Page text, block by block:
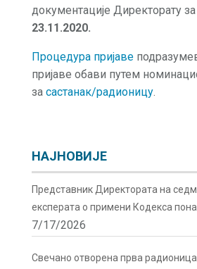
документације Директорату за
23.11.2020.
Процедура пријаве
пријаве обави путем
за састанак/радионицу.
НАЈНОВИЈЕ
Представник Директората на
експерата о примени Кодекса
сигурности и безбедности
7/17/2026
Свечано отворена прва радионица